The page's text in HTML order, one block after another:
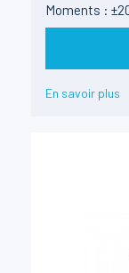
Moments :
En savoir plus